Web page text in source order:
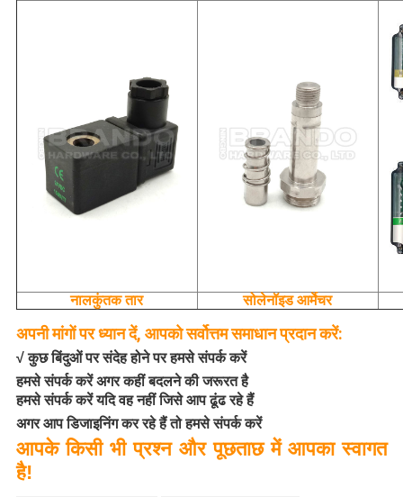
नालकुंतक तार सोलेनॉइड आर्मेचर
अपनी मांगों पर ध्यान दें, आपको सर्वोत्तम समाधान प्रदान करें:
√ कुछ बिंदुओं पर संदेह होने पर हमसे संपर्क करें
हमसे संपर्क करें अगर कहीं बदलने की जरूरत है
हमसे संपर्क करें यदि वह नहीं जिसे आप ढूंढ रहे हैं
अगर आप डिजाइनिंग कर रहे हैं तो हमसे संपर्क करें
आपके किसी भी प्रश्न और पूछताछ में आपका स्वागत
है!